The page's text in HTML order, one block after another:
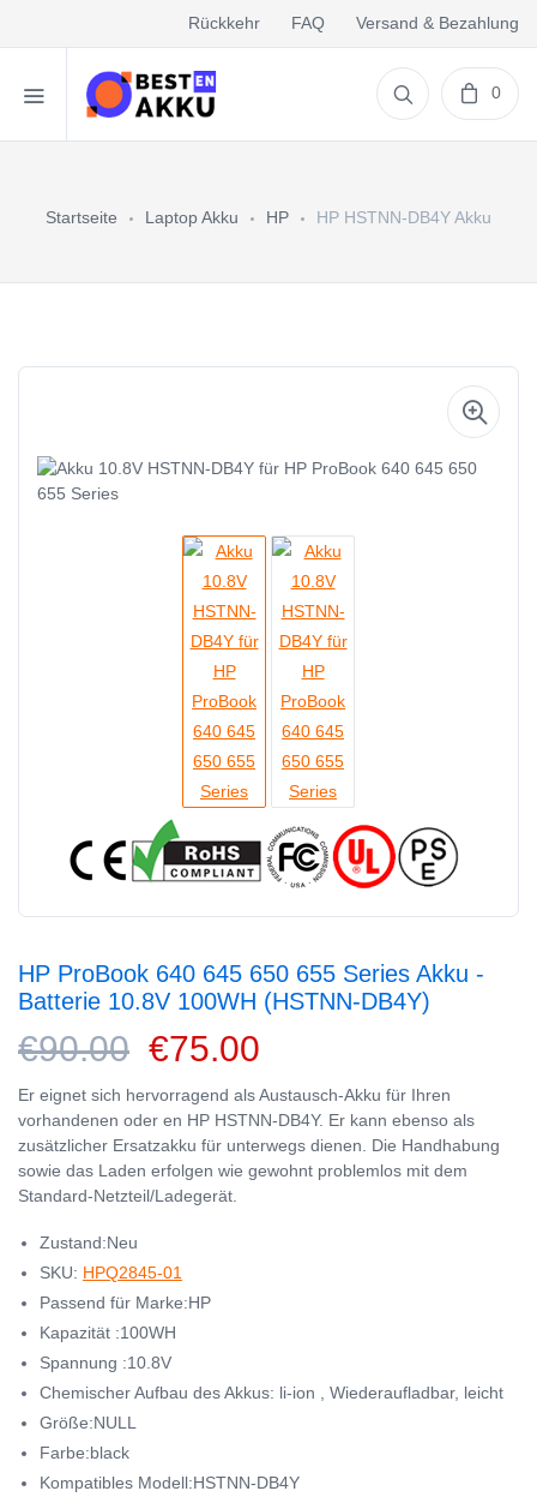
Rückkehr FAQ Versand & Bezahlung
0
Startseite Laptop Akku HP HP HSTNN-DB4Y Akku
HP ProBook 640 645 650 655 Series Akku -
Batterie 10.8V 100WH (HSTNN-DB4Y)
€90.00 €75.00
Er eignet sich hervorragend als Austausch-Akku für Ihren
vorhandenen oder en HP HSTNN-DB4Y. Er kann ebenso als
zusätzlicher Ersatzakku für unterwegs dienen. Die Handhabung
sowie das Laden erfolgen wie gewohnt problemlos mit dem
Standard-Netzteil/Ladegerät.
Zustand:Neu
SKU: HPQ2845-01
Passend für Marke:HP
Kapazität :100WH
Spannung :10.8V
Chemischer Aufbau des Akkus: li-ion , Wiederaufladbar, leicht
Größe:NULL
Farbe:black
Kompatibles Modell:HSTNN-DB4Y